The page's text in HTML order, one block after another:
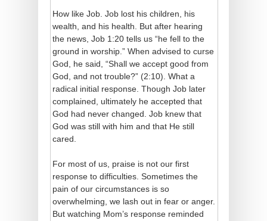
How like Job. Job lost his children, his
wealth, and his health. But after hearing
the news, Job 1:20 tells us “he fell to the
ground in worship.” When advised to curse
God, he said, “Shall we accept good from
God, and not trouble?” (2:10). What a
radical initial response. Though Job later
complained, ultimately he accepted that
God had never changed. Job knew that
God was still with him and that He still
cared.
For most of us, praise is not our first
response to difficulties. Sometimes the
pain of our circumstances is so
overwhelming, we lash out in fear or anger.
But watching Mom’s response reminded